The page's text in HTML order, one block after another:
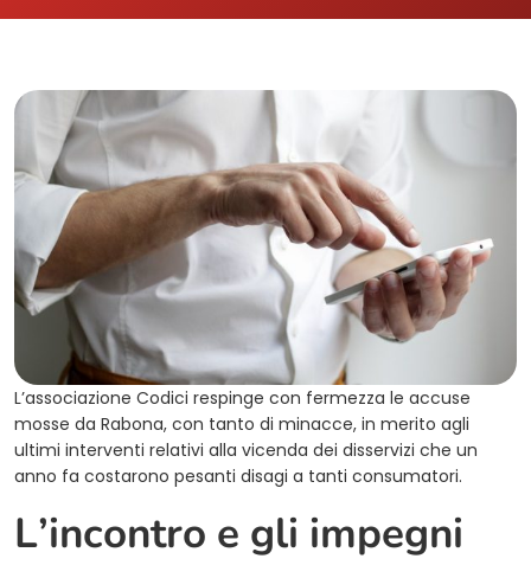
L’associazione Codici respinge con fermezza le accuse
mosse da Rabona, con tanto di minacce, in merito agli
ultimi interventi relativi alla vicenda dei disservizi che un
anno fa costarono pesanti disagi a tanti consumatori.
L’incontro e gli impegni